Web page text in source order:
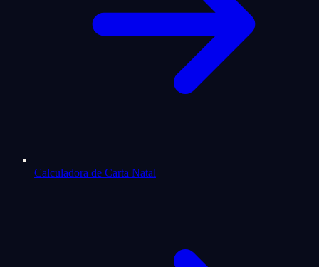
Calculadora de Carta Natal